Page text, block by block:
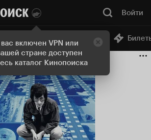
включен VPN или
стране доступен
каталог Кинопоиска
Войти
Онлайн-кинотеатр